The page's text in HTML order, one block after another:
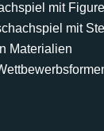
mit
mit
Materialien